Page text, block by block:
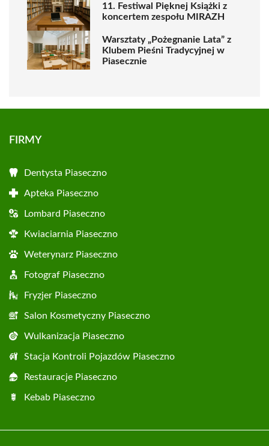
11. Festiwal Pięknej Książki z
koncertem zespołu MIRAZH
Warsztaty „Pożegnanie Lata” z
Klubem Pieśni Tradycyjnej w
Piasecznie
FIRMY
Dentysta Piaseczno
Apteka Piaseczno
Lombard Piaseczno
Kwiaciarnia Piaseczno
Weterynarz Piaseczno
Fotograf Piaseczno
Fryzjer Piaseczno
Salon Kosmetyczny Piaseczno
Wulkanizacja Piaseczno
Stacja Kontroli Pojazdów Piaseczno
Restauracje Piaseczno
Kebab Piaseczno